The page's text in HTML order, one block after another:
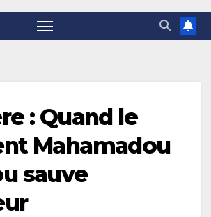
: Quand le
Mahamadou
sauve